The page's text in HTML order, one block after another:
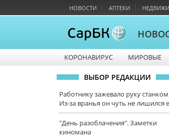
НОВОСТИ АПТЕКИ
КОРОНАВИРУС МИРОВЫЕ
ВЫБОР РЕДАКЦИИ
Работнику зажевало руку
Из-за вранья он чуть не лишился
"День разоблачения". Заметки
киномана